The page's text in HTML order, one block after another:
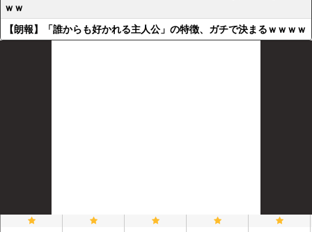
ｗｗ
【朗報】「誰からも好かれる主人公」の特徴、ガチで決まるｗｗｗｗ